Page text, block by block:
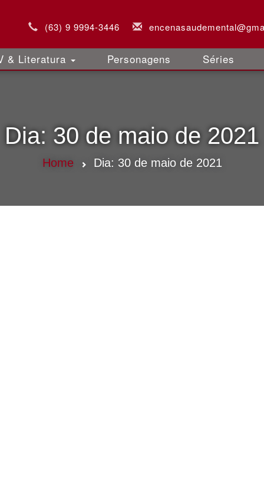
(63) 9 9994-3446
& Literatura Personagens Séries
Dia: 30 de maio de 2021
Home Dia: 30 de maio de 2021